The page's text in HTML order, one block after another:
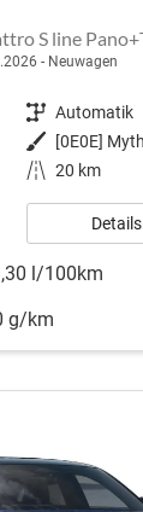
Neuwagen
Getriebe Automatik
Außenfarbe
Kilometerstand 20 km
Details
l/100km
g/km